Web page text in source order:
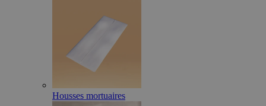
Housses mortuaires